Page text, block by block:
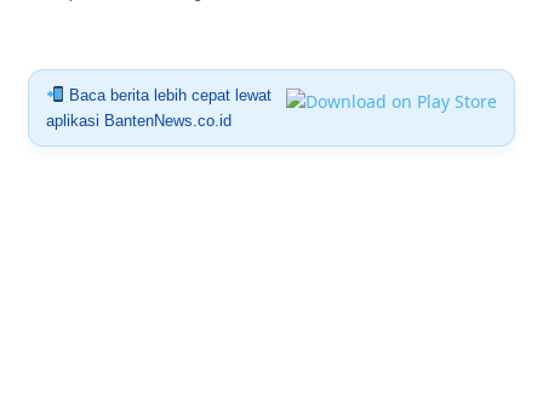
Baca berita lebih cepat lewat
aplikasi BantenNews.co.id